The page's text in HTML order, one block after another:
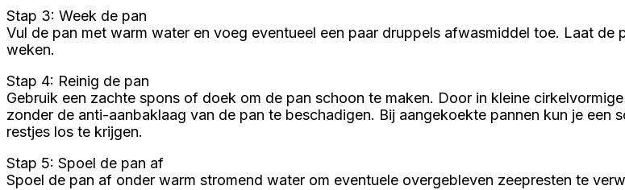
Stap 3: Week de pan
Vul de pan met warm water en voeg eventueel een paar druppels afwasmiddel toe. Laat
weken.
Stap 4: Reinig de pan
Gebruik een zachte spons of doek om de pan schoon te maken. Door in kleine
zonder de anti-aanbaklaag van de pan te beschadigen. Bij aangekoekte pannen kun je
restjes los te krijgen.
Stap 5: Spoel de pan af
Spoel de pan af onder warm stromend water om eventuele overgebleven zeepresten te